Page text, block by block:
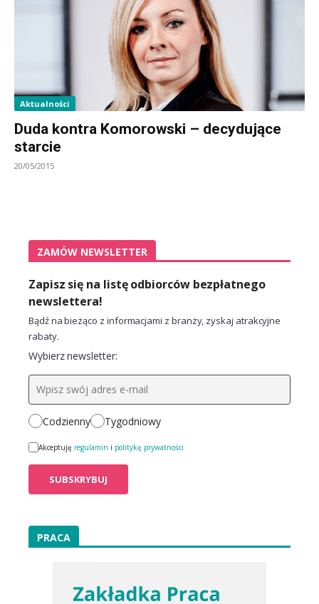
Aktualności
Duda kontra Komorowski – decydujące
starcie
20/05/2015
ZAMÓW NEWSLETTER
Zapisz się na listę odbiorców bezpłatnego
newslettera!
Bądź na bieżąco z informacjami z branży, zyskaj atrakcyjne
rabaty.
Wybierz newsletter:
Codzienny Tygodniowy
Akceptuję regulamin i politykę prywatności
PRACA